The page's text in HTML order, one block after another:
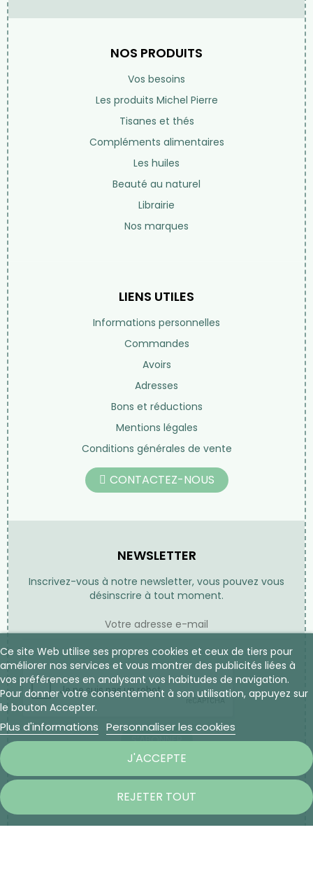
Ce site Web utilise ses propres cookies et ceux de tiers pour
améliorer nos services et vous montrer des publicités liées à
vos préférences en analysant vos habitudes de navigation.
Pour donner votre consentement à son utilisation, appuyez sur
le bouton Accepter.
Plus d'informations Personnaliser les cookies
REJETER TOUT
J'ACCEPTE
NOS PRODUITS
Vos besoins
Les produits Michel Pierre
Tisanes et thés
Compléments alimentaires
Les huiles
Beauté au naturel
Librairie
Nos marques
LIENS UTILES
Informations personnelles
Commandes
Avoirs
Adresses
Bons et réductions
Mentions légales
Conditions générales de vente
CONTACTEZ-NOUS
NEWSLETTER
Inscrivez-vous à notre newsletter, vous pouvez vous
désinscrire à tout moment.
S’ABONNER